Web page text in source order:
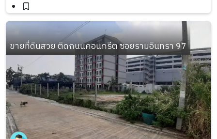
ขายที่ดินสวย ติดถนนคอนกรีต ซอยรามอินทรา 97